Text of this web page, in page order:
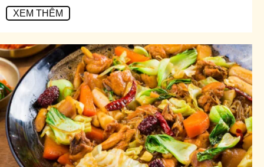
XEM THÊM